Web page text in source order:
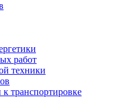
работ
техники
транспортировке